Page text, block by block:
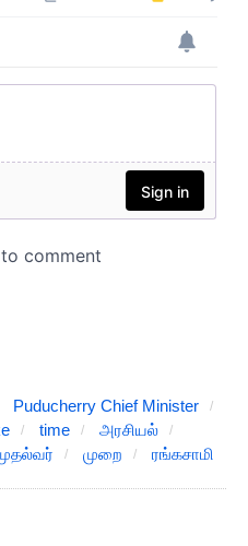
Puducherry Chief Minister
time
அரசியல்
முறை ரங்கசாமி